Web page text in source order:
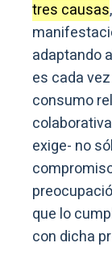
tres causas
adaptando
es cada
consumo
exige- no
que lo
con dicha